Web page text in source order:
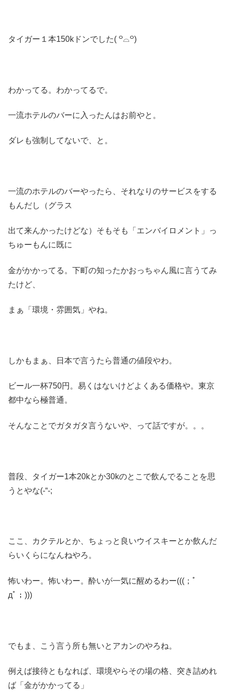
タイガー１本150kドンでした( ꒪⌓꒪)
わかってる。わかってるで。
一流ホテルのバーに入ったんはお前やと。
ダレも強制してないで、と。
一流のホテルのバーやったら、それなりのサービスをする
もんだし（グラス
出て来んかったけどな）そもそも「エンバイロメント」っ
ちゅーもんに既に
金がかかってる。下町の知ったかおっちゃん風に言うてみ
たけど、
まぁ「環境・雰囲気」やね。
しかもまぁ、日本で言うたら普通の値段やわ。
ビール一杯750円。易くはないけどよくある価格や。東京
都中なら極普通。
そんなことでガタガタ言うないや、って話ですが。。。
普段、タイガー1本20kとか30kのとこで飲んでることを思
うとやな(-“-;
ここ、カクテルとか、ちょっと良いウイスキーとか飲んだ
らいくらになんねやろ。
怖いわー。怖いわー。酔いが一気に醒めるわー(((；ﾟ
дﾟ；)))
でもま、こう言う所も無いとアカンのやろね。
例えば接待ともなれば、環境やらその場の格、突き詰めれ
ば「金がかかってる」